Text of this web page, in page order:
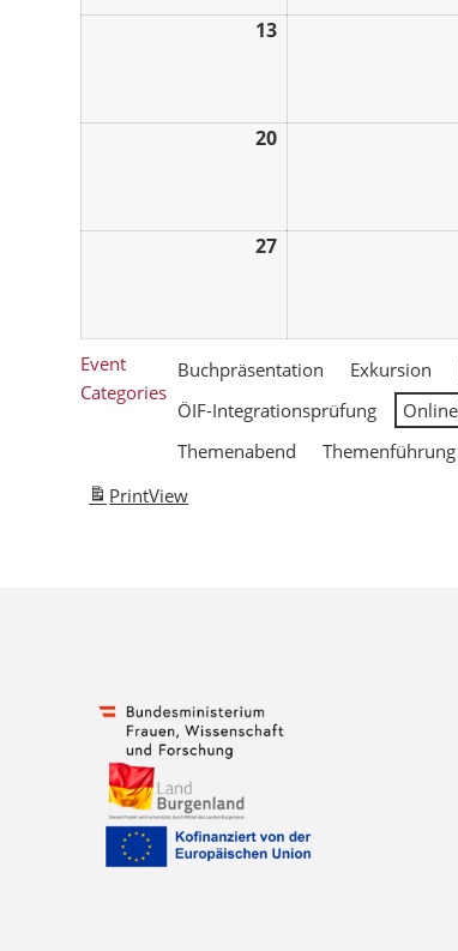
13
20
27
Event
Categories
Buchpräsentation Exkursion
ÖIF-Integrationsprüfung
Themenabend
Themenführung
PrintView